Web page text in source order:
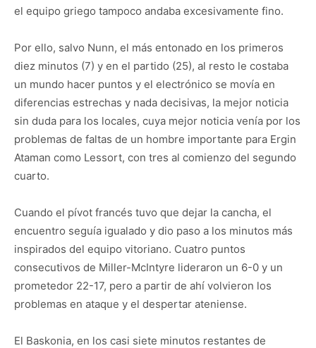
el equipo griego tampoco andaba excesivamente fino.
Por ello, salvo Nunn, el más entonado en los primeros
diez minutos (7) y en el partido (25), al resto le costaba
un mundo hacer puntos y el electrónico se movía en
diferencias estrechas y nada decisivas, la mejor noticia
sin duda para los locales, cuya mejor noticia venía por los
problemas de faltas de un hombre importante para Ergin
Ataman como Lessort, con tres al comienzo del segundo
cuarto.
Cuando el pívot francés tuvo que dejar la cancha, el
encuentro seguía igualado y dio paso a los minutos más
inspirados del equipo vitoriano. Cuatro puntos
consecutivos de Miller-McIntyre lideraron un 6-0 y un
prometedor 22-17, pero a partir de ahí volvieron los
problemas en ataque y el despertar ateniense.
El Baskonia, en los casi siete minutos restantes de